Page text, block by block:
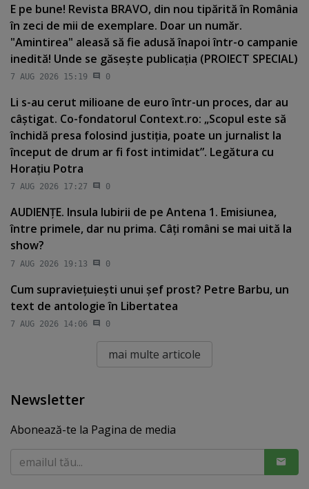
E pe bune! Revista BRAVO, din nou tipărită în România
în zeci de mii de exemplare. Doar un număr.
"Amintirea" aleasă să fie adusă înapoi într-o campanie
inedită! Unde se găseşte publicaţia (PROIECT SPECIAL)
7 AUG 2026 15:19 0
Li s-au cerut milioane de euro într-un proces, dar au
câştigat. Co-fondatorul Context.ro: „Scopul este să
închidă presa folosind justiţia, poate un jurnalist la
început de drum ar fi fost intimidat”. Legătura cu
Horaţiu Potra
7 AUG 2026 17:27 0
AUDIENŢE. Insula Iubirii de pe Antena 1. Emisiunea,
între primele, dar nu prima. Câţi români se mai uită la
show?
7 AUG 2026 19:13 0
Cum supravieţuieşti unui şef prost? Petre Barbu, un
text de antologie în Libertatea
7 AUG 2026 14:06 0
mai multe articole
Newsletter
Abonează-te la Pagina de media